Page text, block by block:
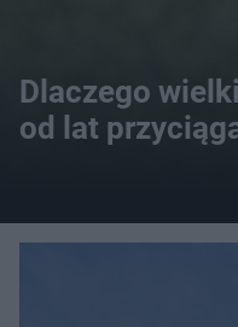
Dlaczego
od lat